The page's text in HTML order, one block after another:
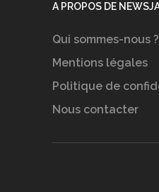
A PROPOS DE
Qui sommes-nous ?
Mentions légales
Politique de
Nous contacter